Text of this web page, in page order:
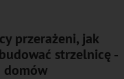
przerażeni, jak
strzelnicę -
domów